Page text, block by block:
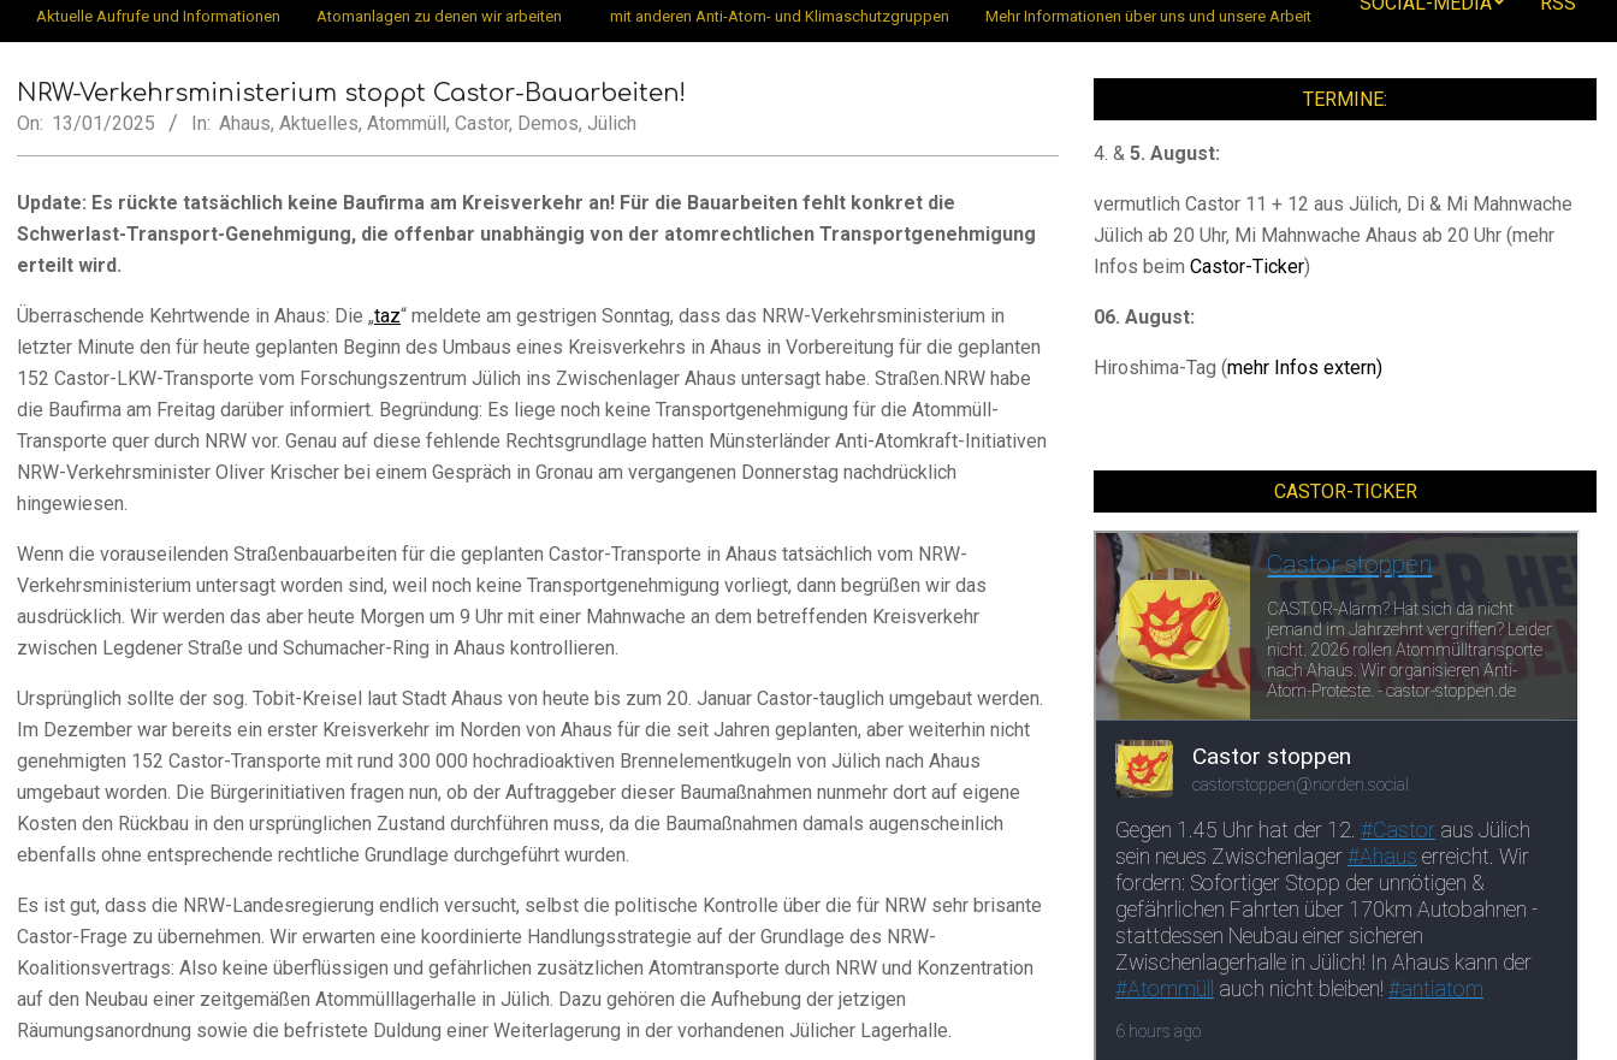
Münster
Secondary
Navigation
Menu
Aktuelle Aufrufe und Informationen Atomanlagen zu denen wir arbeiten mit anderen Anti-Atom- und Klimaschutzgruppen Mehr Informationen über uns und unsere Arbeit
NRW-Verkehrsministerium stoppt Castor-Bauarbeiten!
On: 13/01/2025 In: Ahaus, Aktuelles, Atommüll, Castor, Demos, Jülich
Update: Es rückte tatsächlich keine Baufirma am Kreisverkehr an! Für die Bauarbeiten fehlt konkret die
Schwerlast-Transport-Genehmigung, die offenbar unabhängig von der atomrechtlichen Transportgenehmigung
erteilt wird.
Überraschende Kehrtwende in Ahaus: Die „taz“ meldete am gestrigen Sonntag, dass das NRW-Verkehrsministerium in
letzter Minute den für heute geplanten Beginn des Umbaus eines Kreisverkehrs in Ahaus in Vorbereitung für die geplanten
152 Castor-LKW-Transporte vom Forschungszentrum Jülich ins Zwischenlager Ahaus untersagt habe. Straßen.NRW habe
die Baufirma am Freitag darüber informiert. Begründung: Es liege noch keine Transportgenehmigung für die Atommüll-
Transporte quer durch NRW vor. Genau auf diese fehlende Rechtsgrundlage hatten Münsterländer Anti-Atomkraft-Initiativen
NRW-Verkehrsminister Oliver Krischer bei einem Gespräch in Gronau am vergangenen Donnerstag nachdrücklich
hingewiesen.
Wenn die vorauseilenden Straßenbauarbeiten für die geplanten Castor-Transporte in Ahaus tatsächlich vom NRW-
Verkehrsministerium untersagt worden sind, weil noch keine Transportgenehmigung vorliegt, dann begrüßen wir das
ausdrücklich. Wir werden das aber heute Morgen um 9 Uhr mit einer Mahnwache an dem betreffenden Kreisverkehr
zwischen Legdener Straße und Schumacher-Ring in Ahaus kontrollieren.
Ursprünglich sollte der sog. Tobit-Kreisel laut Stadt Ahaus von heute bis zum 20. Januar Castor-tauglich umgebaut werden.
Im Dezember war bereits ein erster Kreisverkehr im Norden von Ahaus für die seit Jahren geplanten, aber weiterhin nicht
genehmigten 152 Castor-Transporte mit rund 300 000 hochradioaktiven Brennelementkugeln von Jülich nach Ahaus
umgebaut worden. Die Bürgerinitiativen fragen nun, ob der Auftraggeber dieser Baumaßnahmen nunmehr dort auf eigene
Kosten den Rückbau in den ursprünglichen Zustand durchführen muss, da die Baumaßnahmen damals augenscheinlich
ebenfalls ohne entsprechende rechtliche Grundlage durchgeführt wurden.
Es ist gut, dass die NRW-Landesregierung endlich versucht, selbst die politische Kontrolle über die für NRW sehr brisante
Castor-Frage zu übernehmen. Wir erwarten eine koordinierte Handlungsstrategie auf der Grundlage des NRW-
Koalitionsvertrags: Also keine überflüssigen und gefährlichen zusätzlichen Atomtransporte durch NRW und Konzentration
auf den Neubau einer zeitgemäßen Atommülllagerhalle in Jülich. Dazu gehören die Aufhebung der jetzigen
Räumungsanordnung sowie die befristete Duldung einer Weiterlagerung in der vorhandenen Jülicher Lagerhalle.
TERMINE:
4. & 5. August:
vermutlich Castor 11 + 12 aus Jülich, Di & Mi Mahnwache
Jülich ab 20 Uhr, Mi Mahnwache Ahaus ab 20 Uhr (mehr
Infos beim Castor-Ticker)
06. August:
Hiroshima-Tag (mehr Infos extern)
CASTOR-TICKER